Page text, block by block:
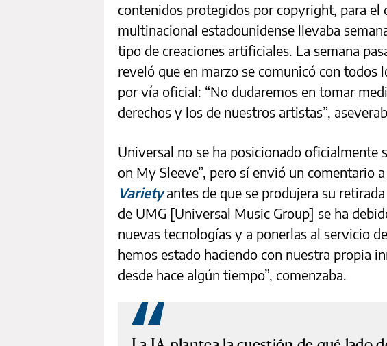
contenidos protegidos por copyright, para el
multinacional estadounidense llevaba
tipo de creaciones artificiales. La semana
reveló que en marzo se comunicó con todos
por vía oficial: “No dudaremos en tomar
derechos y los de nuestros artistas”,
Universal no se ha posicionado oficialmente
on My Sleeve”, pero sí envió un comentario
Variety antes de que se produjera su
de UMG [Universal Music Group] se ha
nuevas tecnologías y a ponerlas al servicio
hemos estado haciendo con nuestra propia
desde hace algún tiempo”, comenzaba.